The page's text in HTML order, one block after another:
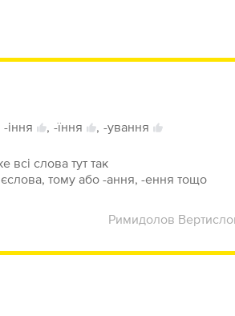
-іння , -їння , -ування
слова тут так
тому або -ання, -ення тощо
Римидолов